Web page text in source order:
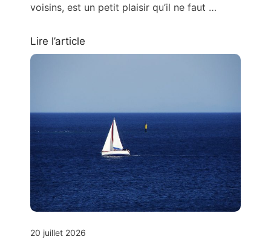
voisins, est un petit plaisir qu’il ne faut …
Lire l’article
20 juillet 2026